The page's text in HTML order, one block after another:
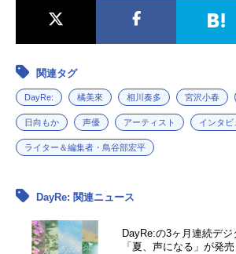
関連タグ
DayRe: 橘美來 相川奏多 宮沢小春
日向もか 声優 アーティスト インタビ
ライター＆編集者・鳥谷部宏平
DayRe: 関連ニュース
DayRe:の3ヶ月連続デ
「夏、声になる」が発売